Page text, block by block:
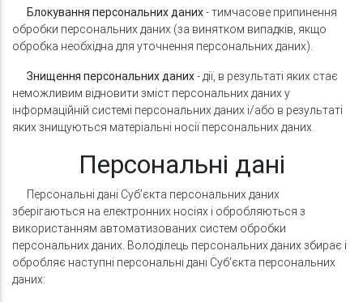
Блокування персональних даних- тимчасове припинення
обробки персональних даних (за винятком випадків, якщо
обробка необхідна для уточнення персональних даних).
Знищення персональних даних- дії, в результаті яких стає
неможливим відновити зміст персональних даних у
інформаційній системі персональних даних і/або в результаті
яких знищуються матеріальні носії персональних даних.
Персональні дані
Персональні дані Суб’єкта персональних даних
зберігаються на електронних носіях і обробляються з
використанням автоматизованих систем обробки
персональних даних. Володілець персональних даних збирає і
обробляє наступні персональні дані Суб’єкта персональних
даних: